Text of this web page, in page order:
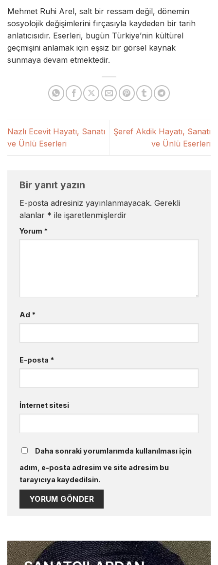
Mehmet Ruhi Arel, salt bir ressam değil, dönemin
sosyolojik değişimlerini fırçasıyla kaydeden bir tarih
anlatıcısıdır. Eserleri, bugün Türkiye’nin kültürel
geçmişini anlamak için eşsiz bir görsel kaynak
sunmaya devam etmektedir.
Nazlı Ecevit Hayatı, Sanatı
ve Ünlü Eserleri
Şeref Akdik Hayatı, Sanatı
ve Ünlü Eserleri
Bir yanıt yazın
E-posta adresiniz yayınlanmayacak. Gerekli
alanlar * ile işaretlenmişlerdir
Yorum *
Ad *
E-posta *
İnternet sitesi
Daha sonraki yorumlarımda kullanılması için
adım, e-posta adresim ve site adresim bu
tarayıcıya kaydedilsin.